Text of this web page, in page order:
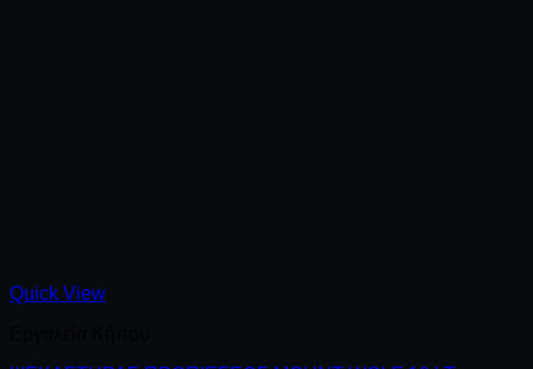
Quick View